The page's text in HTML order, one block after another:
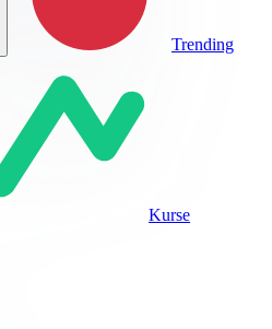
Trending
Kurse